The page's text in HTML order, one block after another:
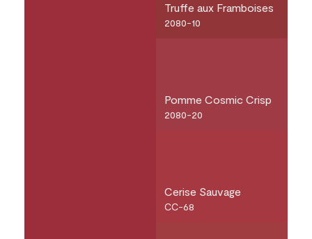
Truffe aux Framboises
2080-10
Pomme Cosmic Crisp
2080-20
Cerise Sauvage
CC-68